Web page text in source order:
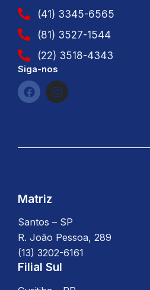
(41) 3345-6565
(81) 3527-1544
(22) 3518-4343
Siga-nos
F
a
I
n
Matriz
Santos – SP
R. João Pessoa, 289
(13) 3202-6161
Filial Sul